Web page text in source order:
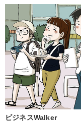
ビジネスWalker